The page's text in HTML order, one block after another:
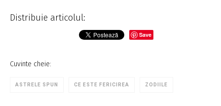
Distribuie articolul:
Save
Cuvinte cheie:
ASTRELE SPUN CE ESTE FERICIREA ZODIILE